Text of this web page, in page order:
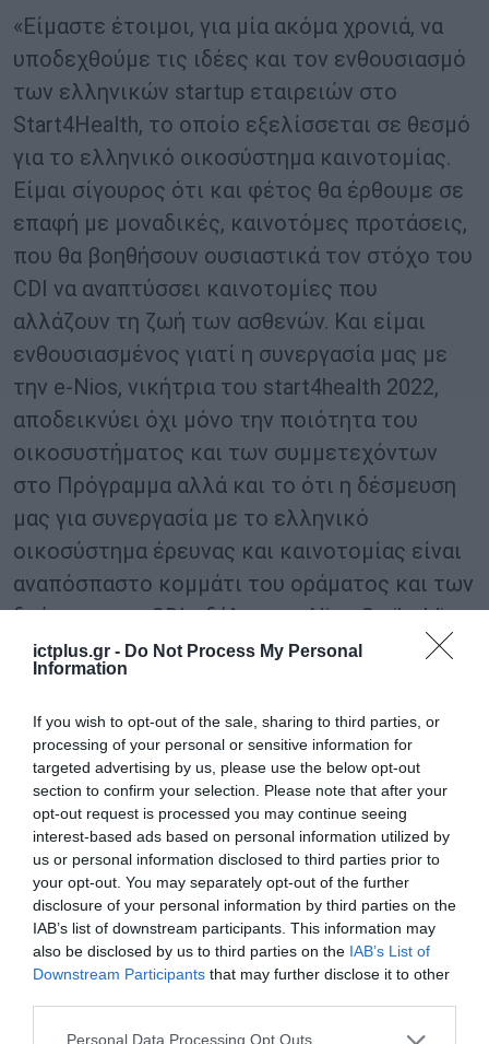
ictplus.gr - Do Not Process My Personal
Information
If you wish to opt-out of the sale, sharing to third parties, or
processing of your personal or sensitive information for
targeted advertising by us, please use the below opt-out
section to confirm your selection. Please note that after your
opt-out request is processed you may continue seeing
interest-based ads based on personal information utilized by
us or personal information disclosed to third parties prior to
your opt-out. You may separately opt-out of the further
disclosure of your personal information by third parties on the
IAB’s list of downstream participants. This information may
also be disclosed by us to third parties on the IAB’s List of
Downstream Participants that may further disclose it to other
Please note that this website/app uses one or more Google
Personal Data Processing Opt Outs
«Είμαστε έτοιμοι, για μία ακόμα χρονιά, να
υποδεχθούμε τις ιδέες και τον ενθουσιασμό
των ελληνικών startup εταιρειών στο
Start4Health, το οποίο εξελίσσεται σε θεσμό
για το ελληνικό οικοσύστημα καινοτομίας.
Είμαι σίγουρος ότι και φέτος θα έρθουμε σε
επαφή με μοναδικές, καινοτόμες προτάσεις,
που θα βοηθήσουν ουσιαστικά τον στόχο του
CDI να αναπτύσσει καινοτομίες που
αλλάζουν τη ζωή των ασθενών. Και είμαι
ενθουσιασμένος γιατί η συνεργασία μας με
την e-Nios, νικήτρια του start4health 2022,
αποδεικνύει όχι μόνο την ποιότητα του
οικοσυστήματος και των συμμετεχόντων
στο Πρόγραμμα αλλά και το ότι η δέσμευση
μας για συνεργασία με το ελληνικό
οικοσύστημα έρευνας και καινοτομίας είναι
αναπόσπαστο κομμάτι του οράματος και των
δράσεων του CDI», δήλωσε ο Nico Gariboldi,
επικεφαλής του Κέντρου.
αιτήσεων:
https://centerfordigitalinnovation.pfizer.com/
start4health
TAGS:
PFIZER START4HEALTH
ΚΕΝΤΡΟ ΨΗΦΙΑΚΗΣ
ΚΑΙΝΟΤΟΜΙΑΣ (CDI)